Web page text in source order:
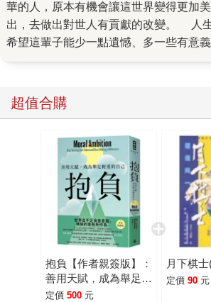
華的人，原本有機會讓這世界變得更加
出，去做出對世人有貢獻的改變。 人生只有一次，如果你
希望這輩子能少一點遺憾、多一些有意
但不怎麼理想主義」、「理想主義，但
主義，又充滿抱負」四類型。 「不太有抱負、不怎麼理想
「狗屁工作」，有部份位於此區塊的人
色地帶，如推銷成癮藥物的行銷人、博
其他人造成實質傷害來獲利； 「雄心勃勃，但不怎麼理想
主義」：這類型的人，多為人生與職涯
各種機會，卻從事對多數世人豪無幫助
明人可能在乎的只有響亮的頭銜、豐厚
事情，比如說消滅貧窮、讓世上嬰孩皆
「理想主義，但抱負太少」：如果你是
超值合購
抱負【作者親簽版】：
善用天賦，成為舉足輕
重的自己【收錄台灣版
定價 500 元
月下棋士
定價 90 元